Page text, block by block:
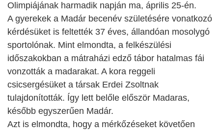
Olimpiájának harmadik napján ma, április 25-én.
A gyerekek a Madár becenév születésére vonatkozó
kérdésüket is feltették 37 éves, állandóan mosolygó
sportolónak. Mint elmondta, a felkészülési
időszakokban a mátraházi edző tábor hatalmas fái
vonzották a madarakat. A kora reggeli
csicsergésüket a társak Erdei Zsoltnak
tulajdonították. Így lett belőle először Madaras,
később egyszerűen Madár.
Azt is elmondta, hogy a mérkőzéseket követően